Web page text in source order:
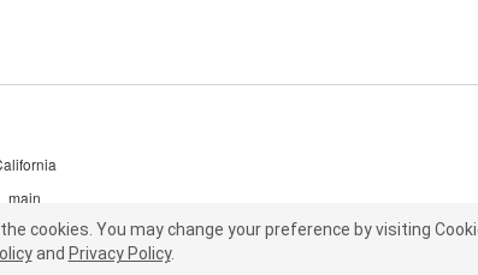
the cookies.You may change your preference by visiting
andPrivacy Policy
cookies. You may change your preference by visiting
and Privacy Policy.